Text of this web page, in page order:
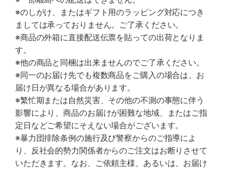
※のしがけ、またはギフト用のラッピング対応につき
ましては承っておりません。ご了承ください。
※商品の外箱に直接配送伝票を貼っての出荷となりま
す。
※他の商品と同梱は出来ませんのでご了承ください。
※同一のお届け先でも複数商品をご購入の場合は、お
届け日が異なる場合があります。
※繁忙期または自然災害、その他の不測の事態に伴う
影響により、商品のお届けが困難な地域、またはご指
定日などご希望にそえない場合がございます。
※暴力団排除条例の施行及び警察からのご指導によ
り、反社会的勢力関係者からのご注文はお断りさせて
いただきます。なお、ご依頼主様、あるいは、お届け